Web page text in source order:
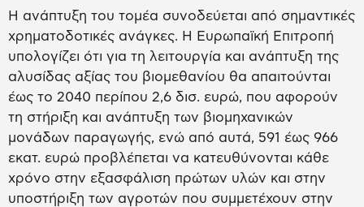
Η ανάπτυξη του τομέα συνοδεύεται από σημαντικές
χρηματοδοτικές ανάγκες. Η Ευρωπαϊκή Επιτροπή
υπολογίζει ότι για τη λειτουργία και ανάπτυξη της
αλυσίδας αξίας του βιομεθανίου θα απαιτούνται
έως το 2040 περίπου 2,6 δισ. ευρώ, που αφορούν
τη στήριξη και ανάπτυξη των βιομηχανικών
μονάδων παραγωγής, ενώ από αυτά, 591 έως 966
εκατ. ευρώ προβλέπεται να κατευθύνονται κάθε
χρόνο στην εξασφάλιση πρώτων υλών και στην
υποστήριξη των αγροτών που συμμετέχουν στην